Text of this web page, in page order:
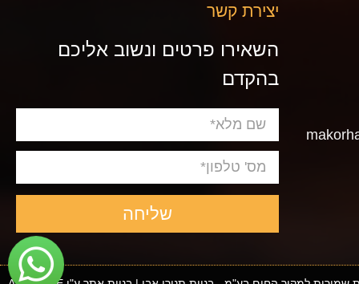
יצירת קשר
השאירו פרטים ונשוב אליכם
בהקדם
שליחה